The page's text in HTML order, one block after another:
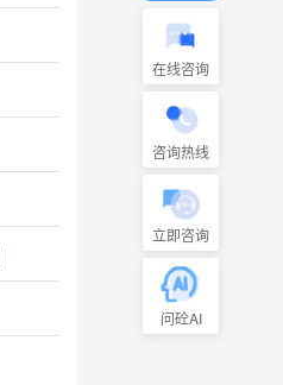
在线咨询
咨询热线
立即咨询
问砼AI